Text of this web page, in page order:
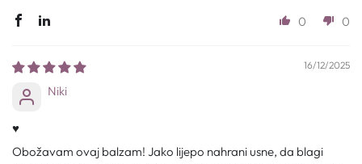
0 0
16/12/2025
Niki
♥️
Obožavam ovaj balzam! Jako lijepo nahrani usne, da blagi